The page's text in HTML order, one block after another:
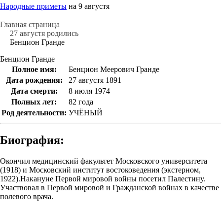
Народные приметы на 9 августя
Главная страница
27 августя родились
Бенцион Гранде
Бенцион Гранде
Полное имя:
Бенцион Меерович Гранде
Дата рождения:
27 августя 1891
Дата смерти:
8 июля 1974
Полных лет:
82 года
Род деятельности: УЧЁНЫЙ
Биография:
Окончил медицинский факультет Московского университета
(1918) и Московский институт востоковедения (экстерном,
1922).Накануне Первой мировой войны посетил Палестину.
Участвовал в Первой мировой и Гражданской войнах в качестве
полевого врача.